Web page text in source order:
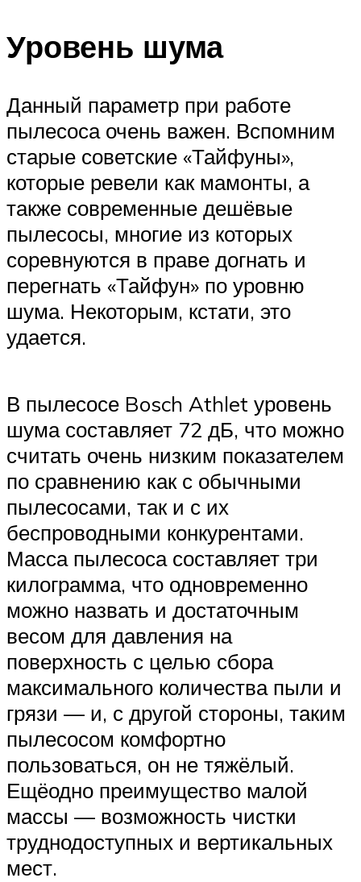
Уровень шума
Данный параметр при работе
пылесоса очень важен. Вспомним
старые советские «Тайфуны»,
которые ревели как мамонты, а
также современные дешёвые
пылесосы, многие из которых
соревнуются в праве догнать и
перегнать «Тайфун» по уровню
шума. Некоторым, кстати, это
удается.
В пылесосе Bosch Athlet уровень
шума составляет 72 дБ, что можно
считать очень низким показателем
по сравнению как с обычными
пылесосами, так и с их
беспроводными конкурентами.
Масса пылесоса составляет три
килограмма, что одновременно
можно назвать и достаточным
весом для давления на
поверхность с целью сбора
максимального количества пыли и
грязи — и, с другой стороны, таким
пылесосом комфортно
пользоваться, он не тяжёлый.
Ещёодно преимущество малой
массы — возможность чистки
труднодоступных и вертикальных
мест.